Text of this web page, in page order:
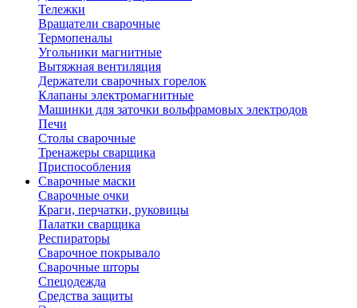
Тележки
Вращатели сварочные
Термопеналы
Угольники магнитные
Вытяжная вентиляция
Держатели сварочных горелок
Клапаны электромагнитные
Машинки для заточки вольфрамовых электродов
Печи
Столы сварочные
Тренажеры сварщика
Приспособления
Сварочные маски
Сварочные очки
Краги, перчатки, руковицы
Палатки сварщика
Респираторы
Сварочное покрывало
Сварочные шторы
Спецодежда
Средства защиты